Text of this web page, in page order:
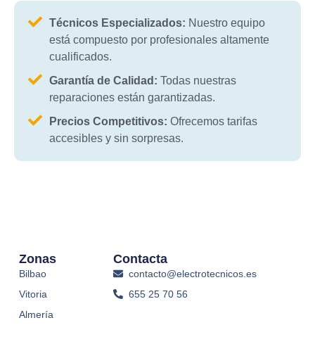
Técnicos Especializados: Nuestro equipo
está compuesto por profesionales altamente
cualificados.
Garantía de Calidad: Todas nuestras
reparaciones están garantizadas.
Precios Competitivos: Ofrecemos tarifas
accesibles y sin sorpresas.
Zonas
Bilbao
Vitoria
Almería
Contacta
contacto@electrotecnicos.es
655 25 70 56